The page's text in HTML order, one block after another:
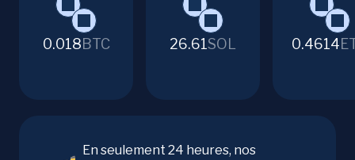
0.018BTC 26.61SOL 0.4614
En seulement 24 heures, nos